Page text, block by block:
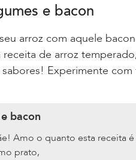
e bacon
arroz com aquele
de arroz
Experimente
bacon
Amo o quanto esta receita é
prato,